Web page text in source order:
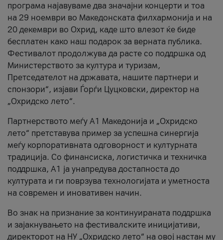
програма најавуваме два значајни концерти и тоа
на 29 ноември во Македонската филхармонија и на
20 декември во Охрид, каде што влезот ќе биде
бесплатен како наш подарок за верната публика.
Фестивалот продолжува да расте со поддршка од
Министерството за култура и туризам,
Претседателот на државата, нашите партнери и
спонзори“, изјави Ѓорѓи Цуцковски, директор на
„Охридско лето“.
Партнерството меѓу A1 Македонија и „Охридско
лето“ претставува пример за успешна синергија
меѓу корпоративната одговорност и културната
традиција. Со финансиска, логистичка и техничка
поддршка, A1 ја унапредува достапноста до
културата и ги поврзува технологијата и уметноста
на современ и иновативен начин.
Во знак на признание за континуираната поддршка
и зајакнувањето на фестивалските иницијативи,
директорот на НУ „Охридско лето“ на овој настан му